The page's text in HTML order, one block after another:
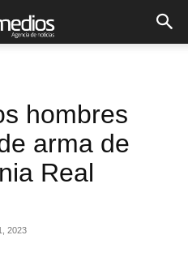
hombres
arma de
Real
2023